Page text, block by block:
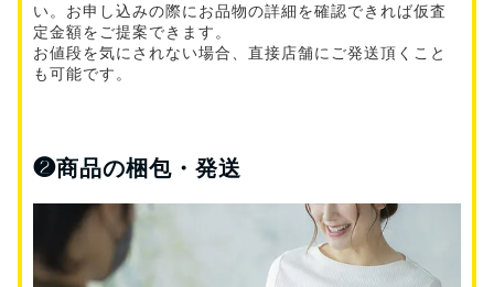
い。お申し込みの際にお品物の詳細を確認できれば仮査
定金額をご提案できます。
お値段を気にされない場合、直接店舗にご発送頂くこと
も可能です。
❷商品の梱包・発送